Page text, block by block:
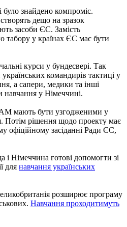
знайдено компроміс.
дещо на зразок
засоби ЄС. Замість
табору у країнах ЄС має бути
курси у бундесвері. Так
командирів тактиці у
а сапери, медики та інші
навчання у Німеччині.
мають бути узгодженими у
Потім рішення щодо проекту має
офіційному засіданні Ради ЄС,
Німеччина готові допомогти зі
для навчання українських
розширює програму
Навчання проходитимуть